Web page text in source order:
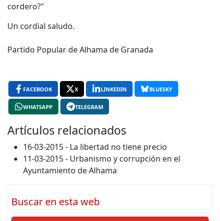
cordero?"
Un cordial saludo.
Partido Popular de Alhama de Granada
FACEBOOK X LINKEDIN BLUESKY
WHATSAPP TELEGRAM
Artículos relacionados
16-03-2015 - La libertad no tiene precio
11-03-2015 - Urbanismo y corrupción en el
Ayuntamiento de Alhama
Buscar en esta web